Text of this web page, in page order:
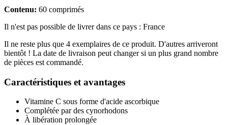
Contenu: 60 comprimés
Il n'est pas possible de livrer dans ce pays : France
Il ne reste plus que 4 exemplaires de ce produit. D'autres arriveront
bientôt ! La date de livraison peut changer si un plus grand nombre
de pièces est commandé.
Caractéristiques et avantages
Vitamine C sous forme d'acide ascorbique
Complétée par des cynorhodons
À libération prolongée